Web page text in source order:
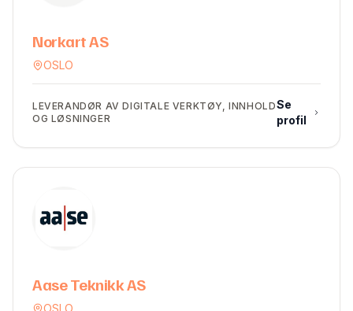
Norkart AS
OSLO
LEVERANDØR AV DIGITALE VERKTØY, INNHOLD
OG LØSNINGER
Se
profil
Aase Teknikk AS
OSLO